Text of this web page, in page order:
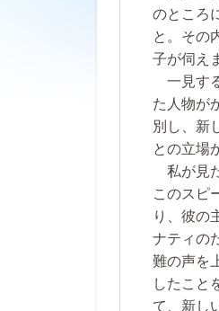
のところ
と。その
子が伺え
一見す
た人物が
別し、新
との立場
私が見
このスピ
り、彼の
ナティの
難の声を
したこと
て、新し